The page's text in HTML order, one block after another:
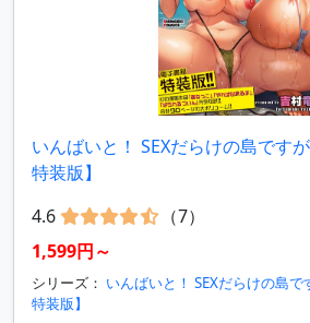
いんばいと！ SEXだらけの島です
特装版】
4.6
（7）
1,599円～
シリーズ： いんばいと！ SEXだらけの島
特装版】